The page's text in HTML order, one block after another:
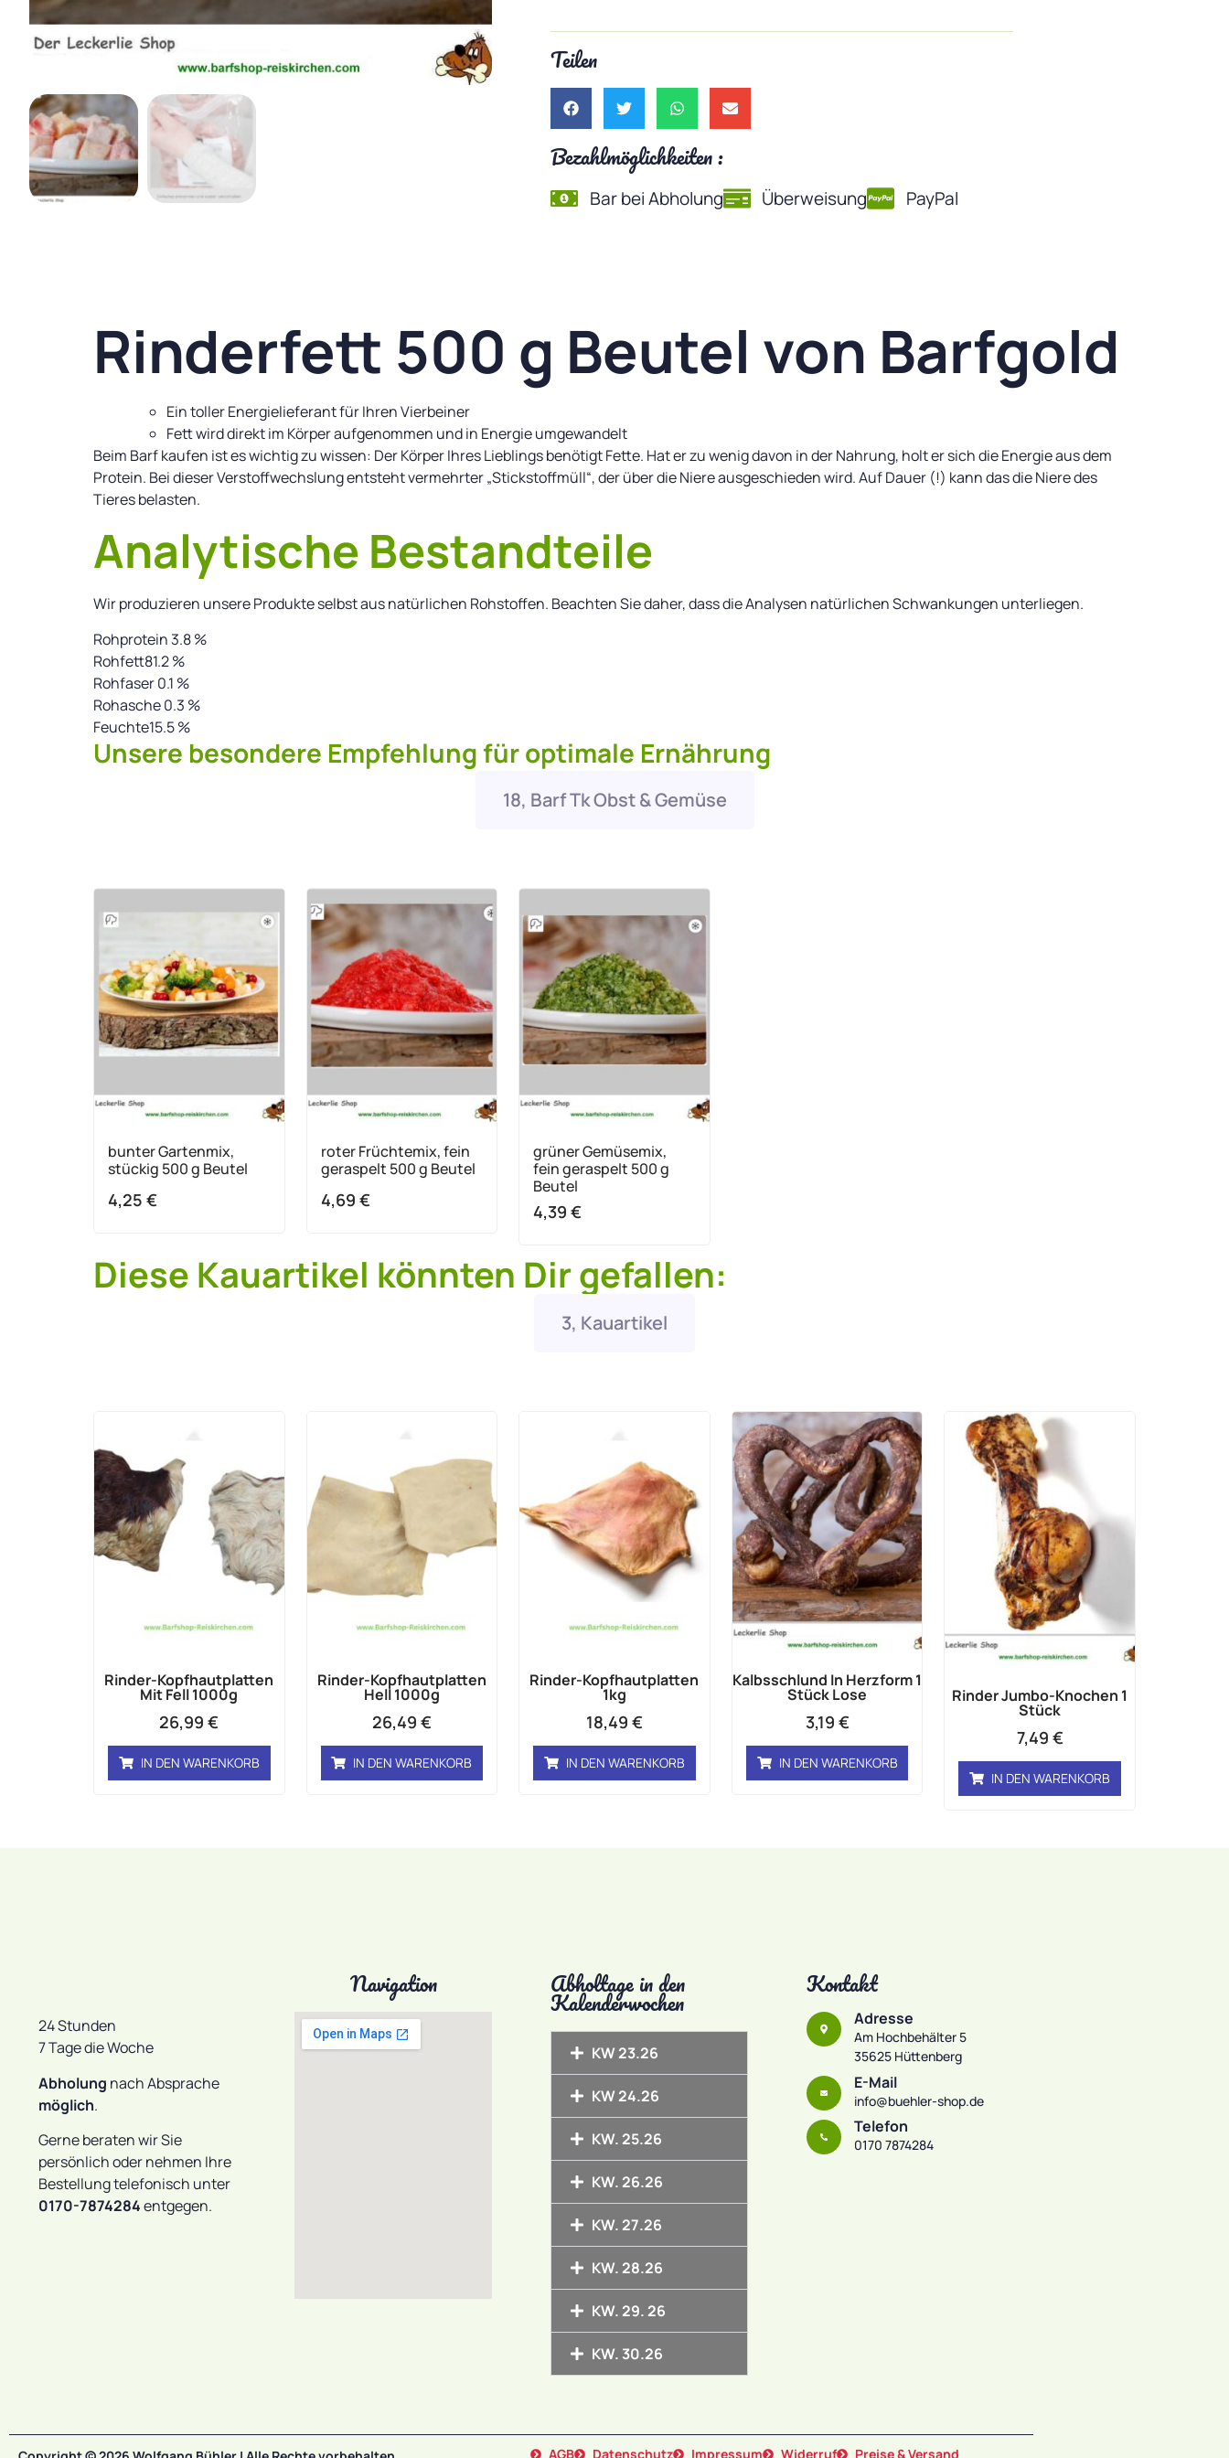
Teilen
Bezahlmöglichkeiten :
Bar bei Abholung Überweisung PayPal
Rinderfett 500 g Beutel von Barfgold
Ein toller Energielieferant für Ihren Vierbeiner
Fett wird direkt im Körper aufgenommen und in Energie umgewandelt
Beim Barf kaufen ist es wichtig zu wissen: Der Körper Ihres Lieblings benötigt Fette. Hat er zu wenig davon in der Nahrung, holt er sich die Energie aus dem
Protein. Bei dieser Verstoffwechslung entsteht vermehrter „Stickstoffmüll“, der über die Niere ausgeschieden wird. Auf Dauer (!) kann das die Niere des
Tieres belasten.
Analytische Bestandteile
Wir produzieren unsere Produkte selbst aus natürlichen Rohstoffen. Beachten Sie daher, dass die Analysen natürlichen Schwankungen unterliegen.
Rohprotein 3.8 %
Rohfett81.2 %
Rohfaser 0.1 %
Rohasche 0.3 %
Feuchte15.5 %
Unsere besondere Empfehlung für optimale Ernährung
18, Barf Tk Obst & Gemüse
bunter Gartenmix,
stückig 500 g Beutel
4,25€
roter Früchtemix, fein
geraspelt 500 g Beutel
4,69 €
grüner Gemüsemix,
fein geraspelt 500 g
Beutel
4,39€
Diese Kauartikel könnten Dir gefallen:
3, Kauartikel
Rinder-Kopfhautplatten
Mit Fell 1000g
26,99€
IN DEN WARENKORB
Rinder-Kopfhautplatten
Hell 1000g
26,49 €
IN DEN WARENKORB
Rinder-Kopfhautplatten
1kg
18,49 €
IN DEN WARENKORB
Kalbsschlund In Herzform 1
Stück Lose
3,19 €
IN DEN WARENKORB
Rinder Jumbo-Knochen 1
Stück
7,49 €
IN DEN WARENKORB
24 Stunden
7 Tage die Woche
Abholung nach Absprache
möglich.
Gerne beraten wir Sie
persönlich oder nehmen Ihre
Bestellung telefonisch unter
0170-7874284entgegen.
Navigation Abholtage in den
Kalenderwochen
KW 23.26
KW 24.26
KW. 25.26
KW. 26.26
KW. 27.26
KW. 28.26
KW. 29. 26
KW. 30.26
Kontakt
Adresse
Am Hochbehälter 5
35625 Hüttenberg
E-Mail
info@buehler-shop.de
Telefon
0170 7874284
AGB Datenschutz Impressum Widerruf Preise & Versand